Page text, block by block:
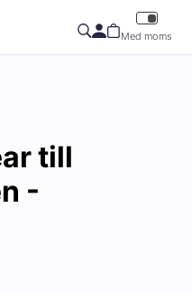
Med moms
till
-